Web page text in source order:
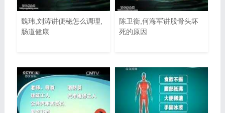
魏玮,刘涛讲便秘怎么调理,
肠道健康
陈卫衡,何海军讲股骨头坏
死的原因